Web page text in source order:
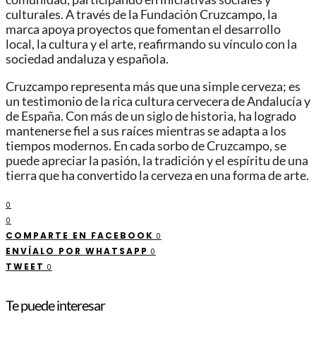
culturales. A través de la Fundación Cruzcampo, la
marca apoya proyectos que fomentan el desarrollo
local, la cultura y el arte, reafirmando su vínculo con la
sociedad andaluza y española.
Cruzcampo representa más que una simple cerveza; es
un testimonio de la rica cultura cervecera de Andalucía y
de España. Con más de un siglo de historia, ha logrado
mantenerse fiel a sus raíces mientras se adapta a los
tiempos modernos. En cada sorbo de Cruzcampo, se
puede apreciar la pasión, la tradición y el espíritu de una
tierra que ha convertido la cerveza en una forma de arte.
0
0
COMPARTE EN FACEBOOK 0
ENVÍALO POR WHATSAPP 0
TWEET 0
Te puede interesar